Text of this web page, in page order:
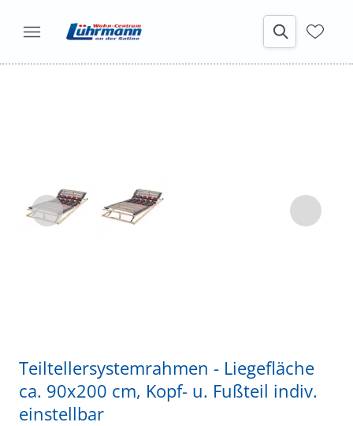
Teiltellersystemrahmen - Liegefläche
ca. 90x200 cm, Kopf- u. Fußteil indiv.
einstellbar